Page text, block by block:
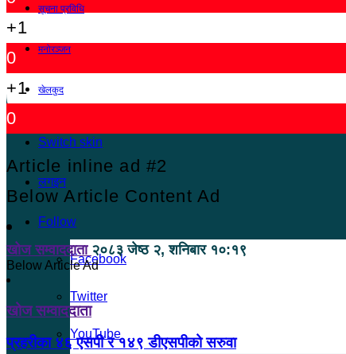
सूचना प्रविधि
मनोरञ्जन
खेलकुद
Switch skin
लगइन
Follow
Facebook
Twitter
YouTube
+1
0
+1
0
Article inline ad #2
Below Article Content Ad
खोज सम्वाददाता २०८३ जेष्ठ २, शनिबार १०:१९
Below Article Ad
खोज सम्वाददाता
प्रहरीका ४६ एसपी र १४९ डीएसपीको सरुवा